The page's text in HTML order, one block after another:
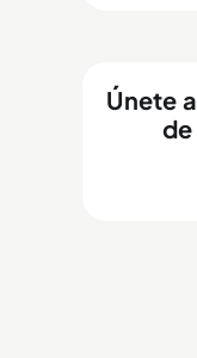
Únete
de